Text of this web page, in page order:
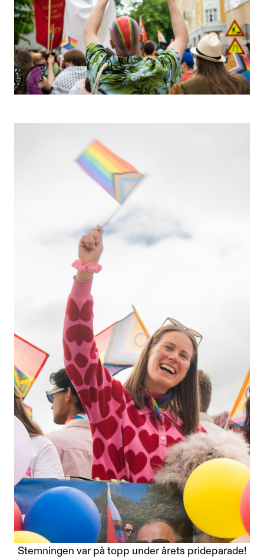
Stemningen var på topp under årets prideparade!